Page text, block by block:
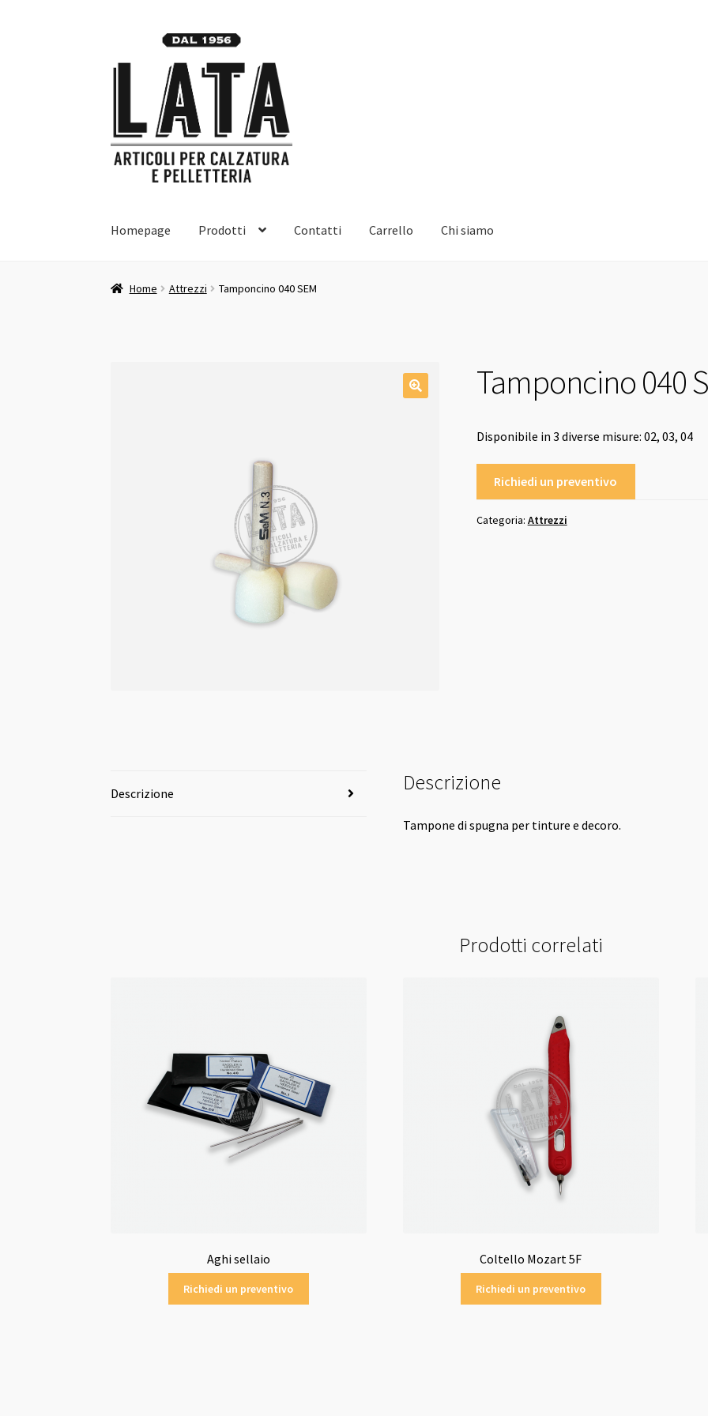
alla
navigazione
al
contenuto
Homepage Prodotti Contatti Carrello Chi siamo
Home Attrezzi Tamponcino 040 SEM
Tamponcino 040
Disponibile in 3 diverse misure: 02, 03, 04
Richiedi un preventivo
Categoria: Attrezzi
Descrizione Descrizione
Tampone di spugna per tinture e decoro.
Prodotti correlati
Aghi sellaio
Richiedi un preventivo
Coltello Mozart 5F
Richiedi un preventivo